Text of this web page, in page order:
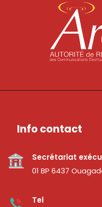
Info contact
Secrétariat
01 BP 6437
Tel